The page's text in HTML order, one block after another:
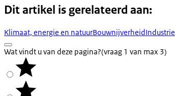
Dit artikel is gerelateerd aan:
Klimaat, energie en natuurBouwnijverheidIndustrie
Wat vindt u van deze pagina?(vraag 1 van max 3)